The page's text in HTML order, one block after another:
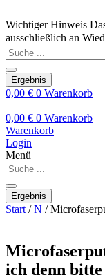
Wichtiger Hinweis
ausschließlich an
Search
...
Ergebnis
0,00 € 0 Warenkorb
0,00 € 0 Warenkorb
Warenkorb
Login
Menü
Search
...
Ergebnis
Start /N /
ich denn bitte